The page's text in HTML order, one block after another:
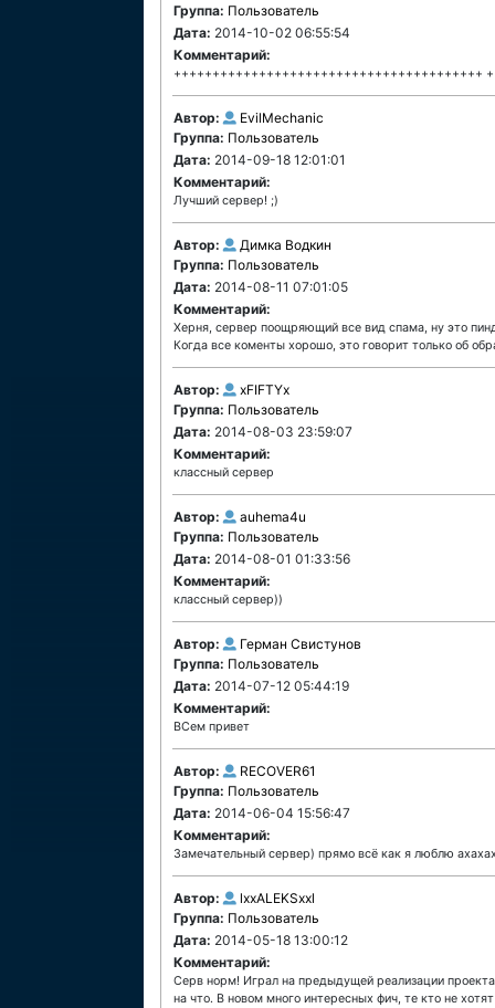
Группа: Пользователь
Дата: 2014-10-02 06:55:54
Комментарий:
++++++++++++++++++++++++++++++++++++++++
Автор:
EvilMechanic
Группа: Пользователь
Дата: 2014-09-18 12:01:01
Комментарий:
Лучший сервер! ;)
Автор:
Димка Водкин
Группа: Пользователь
Дата: 2014-08-11 07:01:05
Комментарий:
Херня, сервер поощряющий все вид спама, ну это
Когда все коменты хорошо, это говорит только об
Автор:
xFIFTYx
Группа: Пользователь
Дата: 2014-08-03 23:59:07
Комментарий:
классный сервер
Автор:
auhema4u
Группа: Пользователь
Дата: 2014-08-01 01:33:56
Комментарий:
классный сервер))
Автор:
Герман Свистунов
Группа: Пользователь
Дата: 2014-07-12 05:44:19
Комментарий:
ВСем привет
Автор:
RECOVER61
Группа: Пользователь
Дата: 2014-06-04 15:56:47
Комментарий:
Замечательный сервер) прямо всё как я люблю
Автор:
lxxALEKSxxl
Группа: Пользователь
Дата: 2014-05-18 13:00:12
Комментарий:
Серв норм! Играл на предыдущей реализации
на что. В новом много интересных фич, те кто не